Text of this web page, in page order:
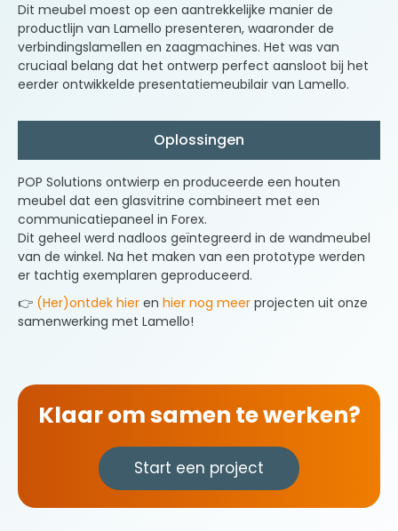
Dit meubel moest op een aantrekkelijke manier de
productlijn van Lamello presenteren, waaronder de
verbindingslamellen en zaagmachines. Het was van
cruciaal belang dat het ontwerp perfect aansloot bij het
eerder ontwikkelde presentatiemeubilair van Lamello.
Oplossingen
POP Solutions ontwierp en produceerde een houten
meubel dat een glasvitrine combineert met een
communicatiepaneel in Forex.
Dit geheel werd nadloos geïntegreerd in de wandmeubel
van de winkel. Na het maken van een prototype werden
er tachtig exemplaren geproduceerd.
👉 (Her)ontdek hier en hier nog meer projecten uit onze
samenwerking met Lamello!
Klaar om samen te werken?
Start een project